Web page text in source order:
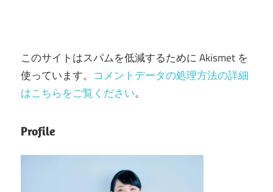
このサイトはスパムを低減するために Akismet を
使っています。 コメントデータの処理方法の詳細
はこちらをご覧ください。
Profile